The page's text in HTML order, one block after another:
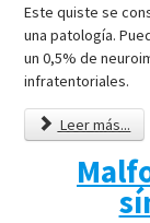
Este quiste se
una patología.
un 0,5% de
infratentoriales.
Leer más...